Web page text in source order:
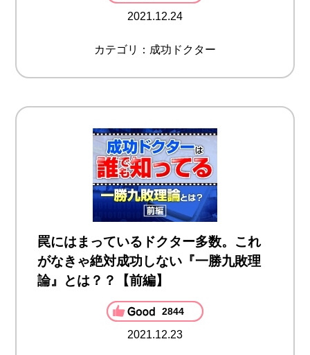
2021.12.24
カテゴリ：成功ドクター
罠にはまっているドクター多数。これ
がなきゃ絶対成功しない『一勝九敗理
論』とは？？【前編】
2844
2021.12.23